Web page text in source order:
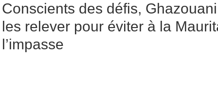
Conscients des défis,
les relever pour éviter à la
l’impasse